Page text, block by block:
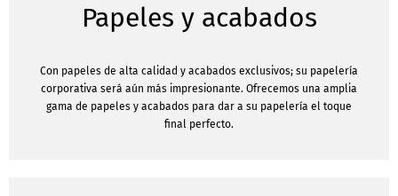
Papeles y acabados
Con papeles de alta calidad y acabados exclusivos; su papelería
corporativa será aún más impresionante. Ofrecemos una amplia
gama de papeles y acabados para dar a su papelería el toque
final perfecto.